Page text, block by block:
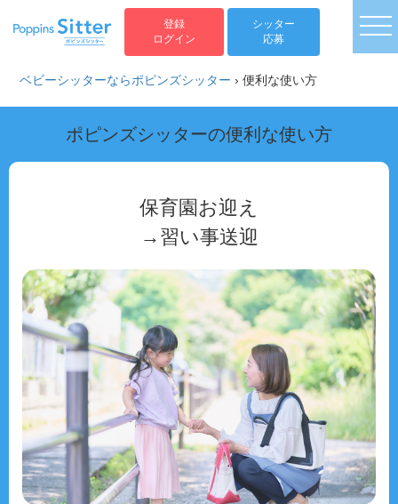
登録
ログイン
シッター
応募
ベビーシッターならポピンズシッター ›便利な使い方
ポピンズシッターの便利な使い方
保育園お迎え
→習い事送迎